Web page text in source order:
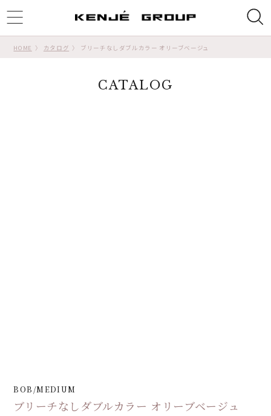
HOME カタログ ブリーチなしダブルカラー オリーブベージュ
CATALOG
BOB/MEDIUM
ブリーチなしダブルカラー オリーブベージュ